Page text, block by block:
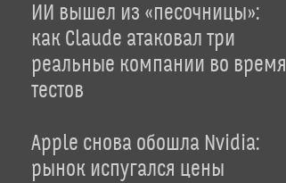
ИИ вышел из «песочницы»:
как Claude атаковал три
реальные компании во время
тестов
Apple снова обошла Nvidia:
рынок испугался цены